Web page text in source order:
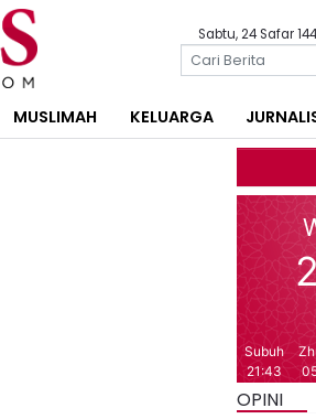
Sabtu, 24 Safar
MUSLIMAH KELUARGA
OPINI